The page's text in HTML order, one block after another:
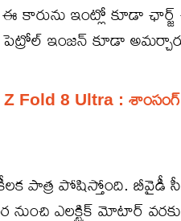
ఈ కారును ఇంట్లో కూడా
పెట్రోల్ ఇంజన్‌ కూడా
Fold 8 Ultra :
పాత్ర పోషిస్తోంది. బీవైడీ
నుంచి ఎలక్ట్రిక్ మోటార్